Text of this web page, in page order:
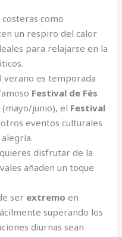
costeras como
un respiro del calor
para relajarse en la
verano es temporada
Festival de Fès
(mayo/junio), el Festival
eventos culturales
disfrutar de la
añaden un toque
ser extremo en
superando los
diurnas sean